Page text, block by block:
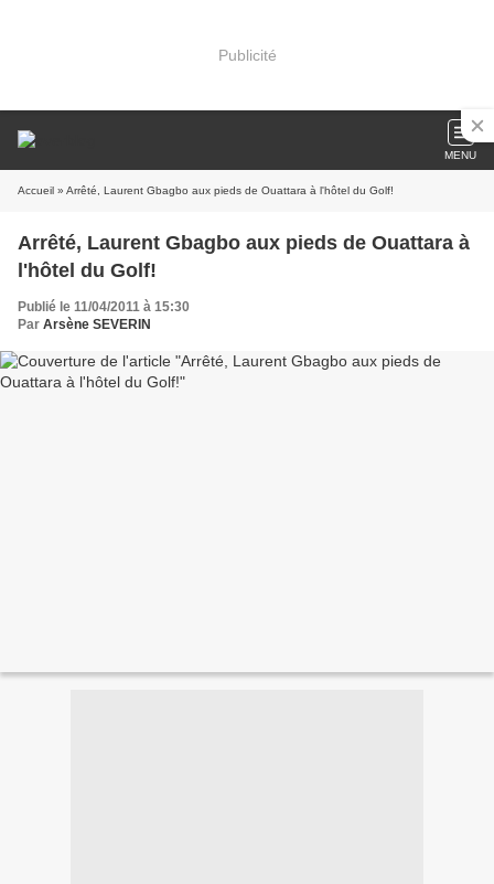
Publicité
MENU
Accueil » Arrêté, Laurent Gbagbo aux pieds de Ouattara à l'hôtel du Golf!
Arrêté, Laurent Gbagbo aux pieds de Ouattara à
l'hôtel du Golf!
Publié le 11/04/2011 à 15:30
Par Arsène SEVERIN